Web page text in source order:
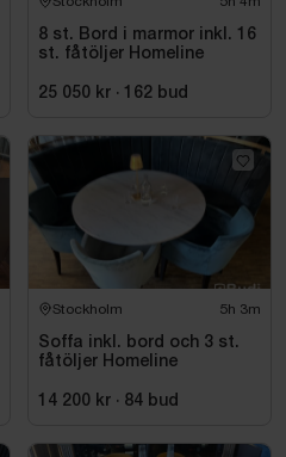
8 st. Bord i marmor inkl. 16
st. fåtöljer Homeline
25 050 kr · 162 bud
Stockholm 5h 3m
Soffa inkl. bord och 3 st.
fåtöljer Homeline
14 200 kr · 84 bud